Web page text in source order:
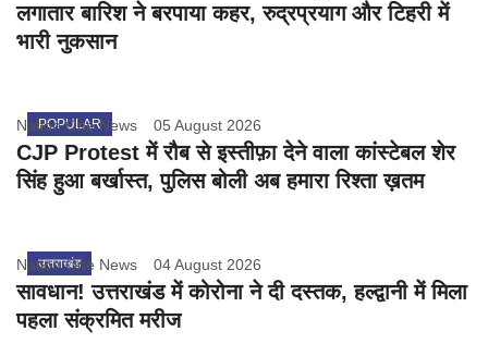
लगातार बारिश ने बरपाया कहर, रुद्रप्रयाग और टिहरी में
भारी नुकसान
POPULAR
Nation One News 05 August 2026
CJP Protest में रौब से इस्तीफ़ा देने वाला कांस्टेबल शेर
सिंह हुआ बर्खास्त, पुलिस बोली अब हमारा रिश्ता ख़तम
उत्तराखंड
Nation One News 04 August 2026
सावधान! उत्तराखंड में कोरोना ने दी दस्तक, हल्द्वानी में मिला
पहला संक्रमित मरीज